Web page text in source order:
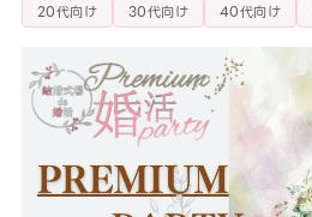
20代向け 30代向け 40代向け